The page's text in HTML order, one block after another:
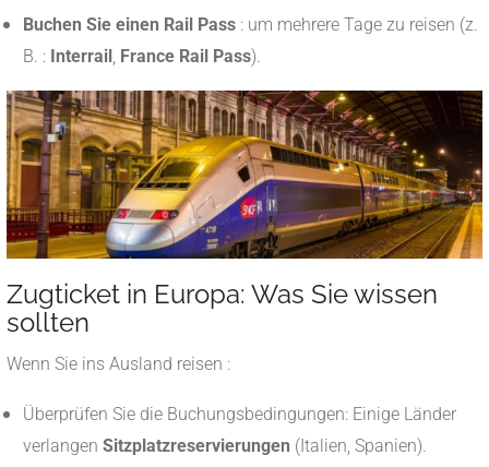
Buchen Sie einen Rail Pass : um mehrere Tage zu reisen (z.
B. : Interrail France Rail Pass).
Zugticket in Europa: Was Sie wissen
sollten
Wenn Sie ins Ausland reisen :
Überprüfen Sie die Buchungsbedingungen: Einige Länder
verlangen Sitzplatzreservierungen (Italien, Spanien).